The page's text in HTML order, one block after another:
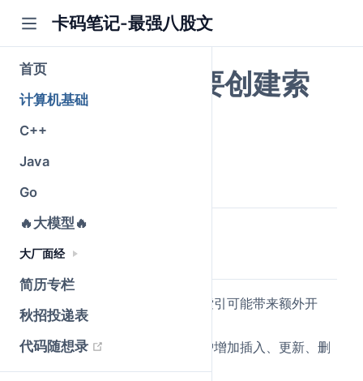
卡码笔记-最强八股文
首页
计算机基础
C++
Java
Go
🔥大模型🔥
大厂面经
简历专栏
秋招投递表
代码随想录
(opens new window)
什么时候不需要创建索
引？
简要回答
对小表创建索引可能带来额外开
销，全表扫描可能更快。
写入操作频繁的表：
索引维护增加插入、更新、删
除开销，影响写性能。